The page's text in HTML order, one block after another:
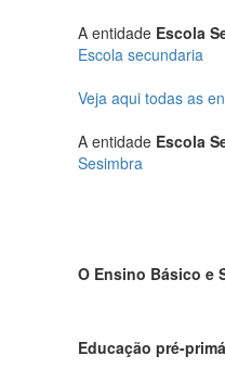
A entidade Escola
Escola secundaria
Veja aqui todas as
A entidade Escola
Sesimbra
O Ensino Básico e
Educação pré-